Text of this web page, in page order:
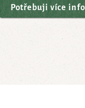
Potřebuji více